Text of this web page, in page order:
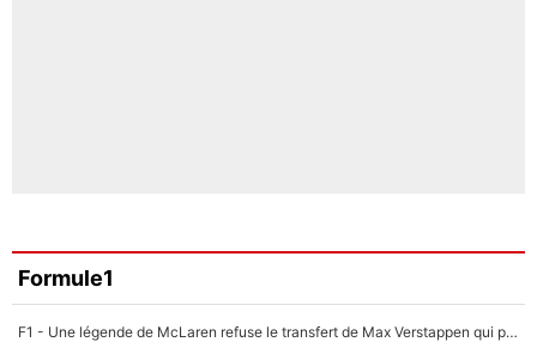
Formule1
F1 - Une légende de McLaren refuse le transfert de Max Verstappen qui pourrait «faire des vagues» et plomber l'ambiance dans l'équipe